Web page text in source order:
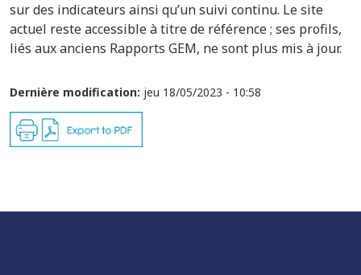
sur des indicateurs ainsi qu’un suivi continu. Le site
actuel reste accessible à titre de référence ; ses profils,
liés aux anciens Rapports GEM, ne sont plus mis à jour.
Dernière modification: jeu 18/05/2023 - 10:58